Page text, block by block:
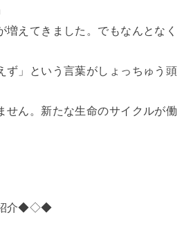
えてきました。でもなんとなく
ず」という言葉がしょっちゅう頭
せん。新たな生命のサイクルが働
介◆◇◆